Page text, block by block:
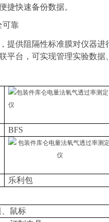
捷快速备份数据。
可靠
提供阻隔性标准膜对仪器进
平台，可实现管理实验数据
BFS
乐利包
、鼠标